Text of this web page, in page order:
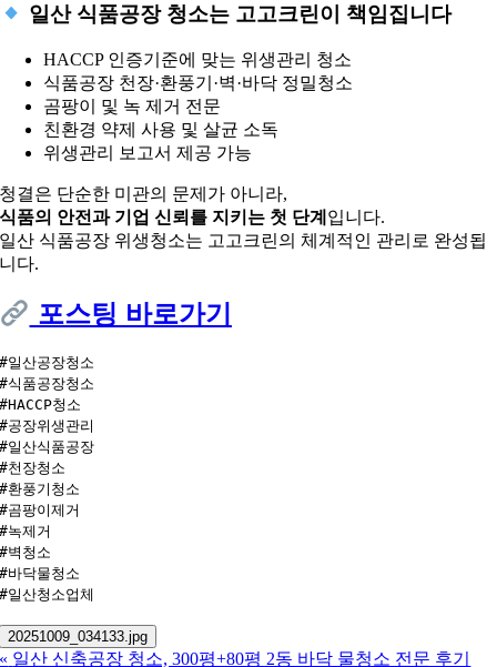
일산 식품공장 청소는 고고크린이 책임집니다
HACCP 인증기준에 맞는 위생관리 청소
식품공장 천장·환풍기·벽·바닥 정밀청소
곰팡이 및 녹 제거 전문
친환경 약제 사용 및 살균 소독
위생관리 보고서 제공 가능
청결은 단순한 미관의 문제가 아니라,
식품의 안전과 기업 신뢰를 지키는 첫 단계 입니다.
일산 식품공장 위생청소는 고고크린의 체계적인 관리로 완성됩
니다.
포스팅 바로가기
#일산공장청소
#식품공장청소
#HACCP청소
#공장위생관리
#일산식품공장
#천장청소
#환풍기청소
#곰팡이제거
#녹제거
#벽청소
#바닥물청소
#일산청소업체
20251009_034133.jpg
« 일산 신축공장 청소, 300평+80평 2동 바닥 물청소 전문 후기